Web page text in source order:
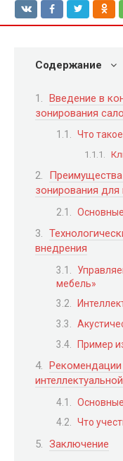
Содержание
Введение в
зонирования
Что
Преимущества
зонирования для
внедрения
мебель»
Пример
Что
Заключение